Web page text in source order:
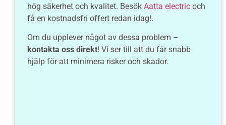
hög säkerhet och kvalitet. Besök Aatta electric och
få en kostnadsfri offert redan idag!.
Om du upplever något av dessa problem –
kontakta oss direkt! Vi ser till att du får snabb
hjälp för att minimera risker och skador.